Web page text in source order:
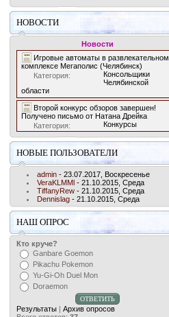
НОВОСТИ
Новости
Игровые автоматы в развлекательном
комплексе Мегаполис (Челябинск)
Категория:
Консольщики
Челябинской
области
Второй конкурс обзоров завершен!
Получено письмо от Натана Дрейка
Категория:
Конкурсы
НОВЫЕ ПОЛЬЗОВАТЕЛИ
admin - 23.07.2017, Воскресенье
VeraKLMMl - 21.10.2015, Среда
TiffanyRew - 21.10.2015, Среда
Dennislag - 21.10.2015, Среда
НАШ ОПРОС
Кто круче?
Ganbare Goemon
Pikachu Pokemon
Yu-Gi-Oh Duel Mon
Doraemon
Результаты | Архив опросов